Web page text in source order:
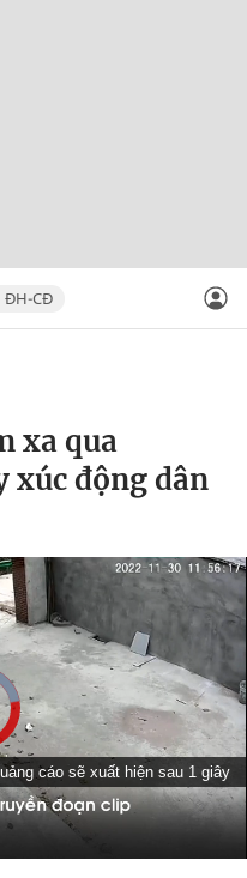
ĐH-CĐ
xa qua
xúc động dân